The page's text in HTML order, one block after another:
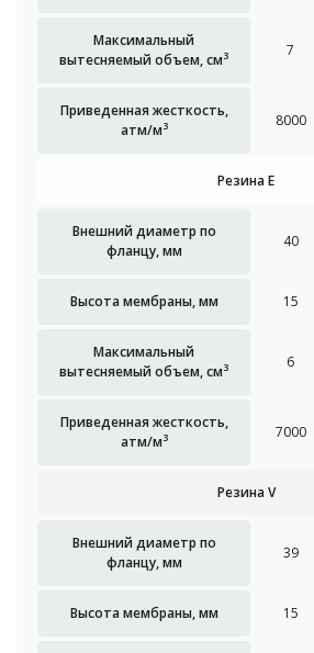
Максимальный
вытесняемый объем, см3 7
Приведенная жесткость,
атм/м3 8000
Резина E
Внешний диаметр по
фланцу, мм
40
Высота мембраны, мм 15
Максимальный
вытесняемый объем, см3 6
Приведенная жесткость,
атм/м3 7000
Резина V
Внешний диаметр по
фланцу, мм
39
Высота мембраны, мм 15